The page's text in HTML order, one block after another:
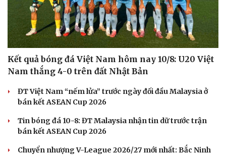
Kết quả bóng đá Việt Nam hôm nay 10/8: U20 Việt
Nam thắng 4-0 trên đất Nhật Bản
ĐT Việt Nam “nếm lửa” trước ngày đối đầu Malaysia ở
bán kết ASEAN Cup 2026
Tin bóng đá 10-8: ĐT Malaysia nhận tin dữ trước trận
bán kết ASEAN Cup 2026
Chuyển nhượng V-League 2026/27 mới nhất: Bắc Ninh